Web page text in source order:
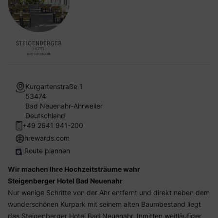
Kurgartenstraße 1
53474
Bad Neuenahr-Ahrweiler
Deutschland
+49 2641 941-200
hrewards.com
Route plannen
Wir machen Ihre Hochzeitsträume wahr
Steigenberger Hotel Bad Neuenahr
Nur wenige Schritte von der Ahr entfernt und direkt neben dem
wunderschönen Kurpark mit seinem alten Baumbestand liegt
das Steigenberger Hotel Bad Neuenahr. Inmitten weitläufiger